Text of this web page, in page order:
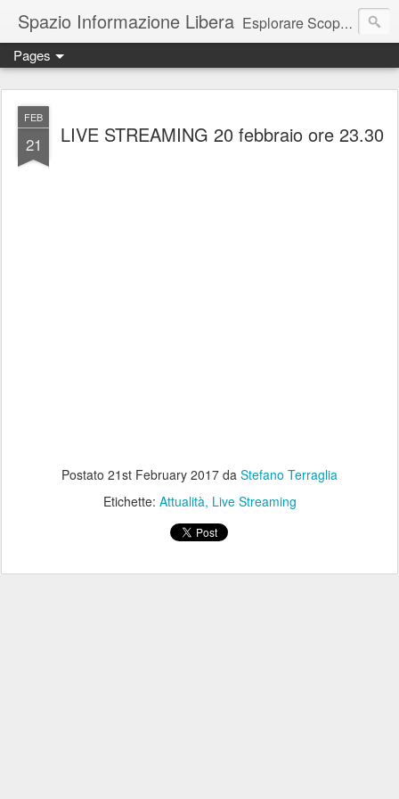
Spazio Informazione Libera Esplorare Scoprire Creare
Escursioni, viaggi, arte, tecnologia, attualità
Pages
FEB
21 LIVE STREAMING 20 febbraio ore 23.30
Postato 21st February 2017 da Stefano Terraglia
Etichette: Attualità Live Streaming